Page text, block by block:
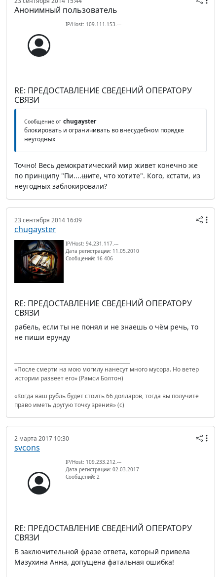
Анонимный пользователь
IP/Host: 109.111.153.---
RE: ПРЕДОСТАВЛЕНИЕ СВЕДЕНИЙ ОПЕРАТОРУ
СВЯЗИ
Сообщение от chugayster
блокировать и ограничивать во внесудебном порядке
неугодных
Точно! Весь демократический мир живет конечно же
по принципу "Пи....шите, что хотите". Кого, кстати, из
неугодных заблокировали?
23 сентября 2014 16:09
chugayster
IP/Host: 94.231.117.---
Дата регистрации: 11.05.2010
Сообщений: 16 406
RE: ПРЕДОСТАВЛЕНИЕ СВЕДЕНИЙ ОПЕРАТОРУ
СВЯЗИ
рабель, если ты не понял и не знаешь о чём речь, то
не пиши ерунду
«После смерти на мою могилу нанесут много мусора. Но ветер
истории развеет его» (Рамси Болтон)
«Когда ваш рубль будет стоить 66 долларов, тогда вы получите
право иметь другую точку зрения» (с)
2 марта 2017 10:30
svcons
IP/Host: 109.233.212.---
Дата регистрации: 02.03.2017
Сообщений: 2
RE: ПРЕДОСТАВЛЕНИЕ СВЕДЕНИЙ ОПЕРАТОРУ
СВЯЗИ
В заключительной фразе ответа, который привела
Мазухина Анна, допущена фатальная ошибка!